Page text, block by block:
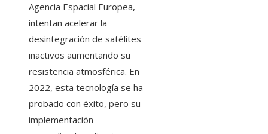
Agencia Espacial Europea,
intentan acelerar la
desintegración de satélites
inactivos aumentando su
resistencia atmosférica. En
2022, esta tecnología se ha
probado con éxito, pero su
implementación